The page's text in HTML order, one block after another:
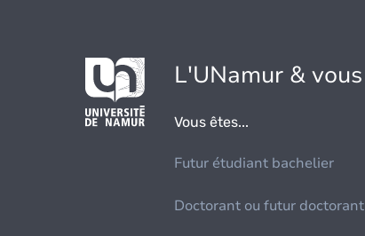
L'UNamur & vous
Vous êtes...
Futur étudiant bachelier
Doctorant ou futur doctorant